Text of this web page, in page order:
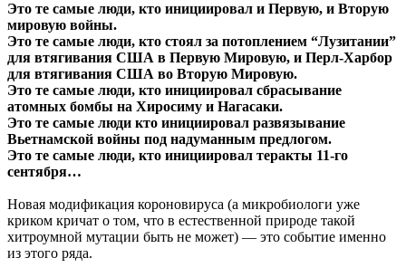
Это те самые люди, кто инициировал и Первую, и Вторую
мировую войны.
Это те самые люди, кто стоял за потоплением “Лузитании”
для втягивания США в Первую Мировую, и Перл-Харбор
для втягивания США во Вторую Мировую.
Это те самые люди, кто инициировал сбрасывание
атомных бомбы на Хиросиму и Нагасаки.
Это те самые люди кто инициировал развязывание
Вьетнамской войны под надуманным предлогом.
Это те самые люди, кто инициировал теракты 11-го
сентября…
Новая модификация короновируса (а микробиологи уже
криком кричат о том, что в естественной природе такой
хитроумной мутации быть не может) — это событие именно
из этого ряда.